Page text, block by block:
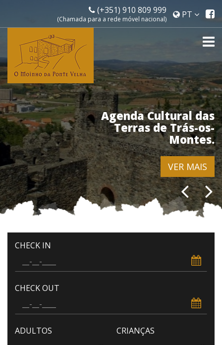
(+351) 910 809 999
(Chamada para a rede móvel nacional) PT
Agenda Cultural das
Terras de Trás-os-
Montes.
VER MAIS
CHECK IN
CHECK OUT
ADULTOS CRIANÇAS